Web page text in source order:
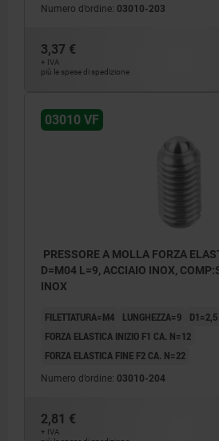
Numero d’ordine: 03010-203
3,37 €
+ IVA
più le spese di spedizione
03010 VF
PRESSORE A MOLLA FORZA
D=M04 L=9, ACCIAIO INOX,
INOX
FILETTATURA=M4 LUNGHEZZA=9 D1=2,5
FORZA ELASTICA INIZIO F1 CA. N=12
FORZA ELASTICA FINE F2 CA. N=22
Numero d’ordine: 03010-204
2,81 €
+ IVA